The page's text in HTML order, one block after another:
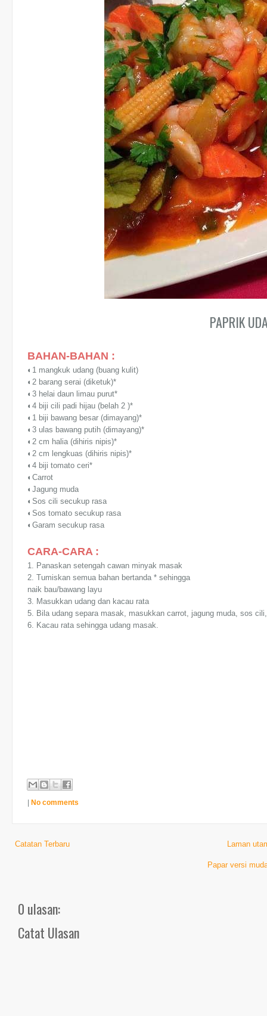
PAPRIK
BAHAN-BAHAN :
◐1 mangkuk udang (buang kulit)
◐2 barang serai (diketuk)*
◐3 helai daun limau purut*
◐4 biji cili padi hijau (belah 2 )*
◐1 biji bawang besar (dimayang)*
◐3 ulas bawang putih (dimayang)*
◐2 cm halia (dihiris nipis)*
◐2 cm lengkuas (dihiris nipis)*
◐4 biji tomato ceri*
◐Carrot
◐Jagung muda
◐Sos cili secukup rasa
◐Sos tomato secukup rasa
◐Garam secukup rasa
CARA-CARA :
1. Panaskan setengah cawan minyak masak
2. Tumiskan semua bahan bertanda * sehingga
naik bau/bawang layu
3. Masukkan udang dan kacau rata
5. Bila udang separa masak, masukkan carrot, jagung muda, sos
6. Kacau rata sehingga udang masak.
| No comments
Catatan Terbaru Laman
Papar versi
0 ulasan:
Catat Ulasan